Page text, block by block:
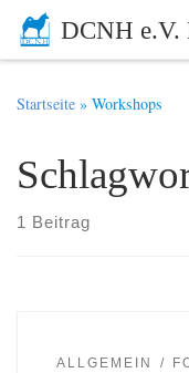
Zum Inhalt springen
DCNH e.V.
Startseite » Workshops
1 Beitrag
ALLGEMEIN